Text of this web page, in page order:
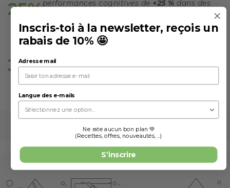
25%performances cognitives de +25 % dans des
(Giesbrecht et al., 2010).
35%
Une étude a observé une
35 à 43 % de l’oxydation des graisses
pendant l’exercice après consommation de
Inscris-toi à la newsletter, reçois un
rabais de 10% 🤩
Adresse mail
Langue des e-mails
Ne rate aucun bon plan 💚
(Recettes, offres, nouveautés, ...)
S’inscrire